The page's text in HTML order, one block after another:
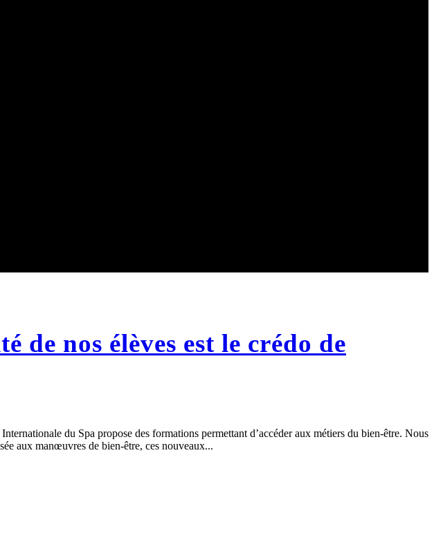
de nos élèves est le crédo de
du Spa propose des formations permettant d’accéder aux métiers du bien-être. Nous
aux manœuvres de bien-être, ces nouveaux...